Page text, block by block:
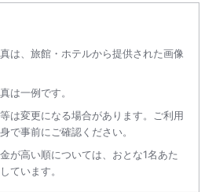
は、旅館・ホテルから提供された画像
は一例です。
は変更になる場合があります。ご利用
で事前にご確認ください。
が高い順については、おとな1名あた
ています。